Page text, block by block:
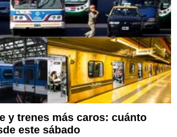
y trenes más caros: cuánto
este sábado